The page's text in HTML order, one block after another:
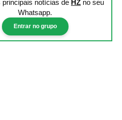
principais notícias de HZ no seu
Whatsapp.
Entrar no grupo